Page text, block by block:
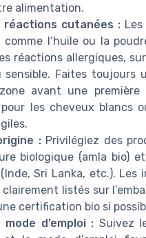
alimentation.
cutanées :
comme l’huile ou la
réactions allergiques,
sensible. Faites toujours
avant une première
les cheveux blancs
:Privilégiez des
biologique (amla bio)
Sri Lanka, etc.). Les
listés sur
certification bio si
d’emploi : Suivez